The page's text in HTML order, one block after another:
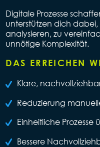
Digitale Prozesse
unterstützen dich
analysieren, zu
unnötige Komplexität.
DAS ERREICHEN
Klare,
Reduzierung
Einheitliche
Bessere